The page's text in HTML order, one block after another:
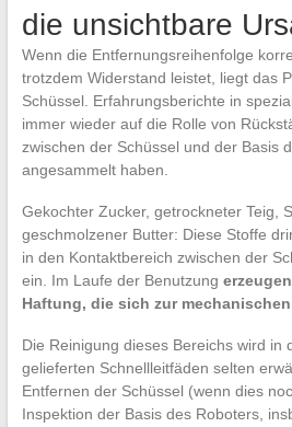
die unsichtbare
Wenn die Entfernungsreihenfolge
trotzdem Widerstand leistet, liegt das
Schüssel. Erfahrungsberichte in
immer wieder auf die Rolle von
zwischen der Schüssel und der Basis
angesammelt haben.
Gekochter Zucker, getrockneter Teig,
geschmolzener Butter: Diese Stoffe
in den Kontaktbereich zwischen der
ein. Im Laufe der Benutzung
Haftung, die sich zur
Die Reinigung dieses Bereichs wird in
gelieferten Schnellleitfäden selten
Entfernen der Schüssel (wenn dies
Inspektion der Basis des Roboters,